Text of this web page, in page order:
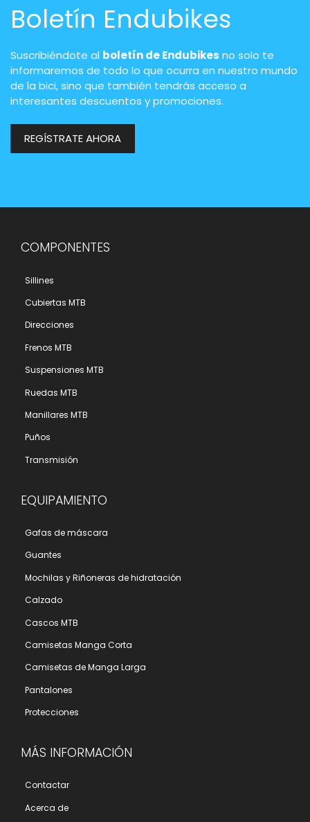
Boletín Endubikes
Suscribiéndote al boletín de Endubikes no solo te
informaremos de todo lo que ocurra en nuestro mundo
de la bici, sino que también tendrás acceso a
interesantes descuentos y promociones.
REGÍSTRATE AHORA
COMPONENTES
Sillines
Cubiertas MTB
Direcciones
Frenos MTB
Suspensiones MTB
Ruedas MTB
Manillares MTB
Puños
Transmisión
EQUIPAMIENTO
Gafas de máscara
Guantes
Mochilas y Riñoneras de hidratación
Calzado
Cascos MTB
Camisetas Manga Corta
Camisetas de Manga Larga
Pantalones
Protecciones
MÁS INFORMACIÓN
Contactar
Acerca de